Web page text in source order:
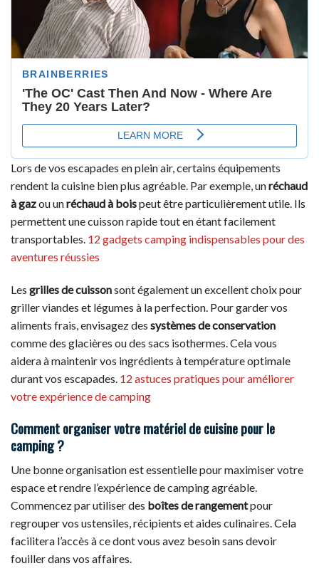
Lors de vos escapades en plein air, certains équipements
rendent la cuisine bien plus agréable. Par exemple, unréchaud
à gazou unréchaud à boispeut être particulièrement utile. Ils
permettent une cuisson rapide tout en étant facilement
transportables. 12 gadgets camping indispensables pour des
aventures réussies
Les grilles de cuissonsont également un excellent choix pour
griller viandes et légumes à la perfection. Pour garder vos
aliments frais, envisagez des systèmes de conservation
comme des glacières ou des sacs isothermes. Cela vous
aidera à maintenir vos ingrédients à température optimale
durant vos escapades. 12 astuces pratiques pour améliorer
votre expérience de camping
Comment organiser votre matériel de cuisine pour le
camping ?
Une bonne organisation est essentielle pour maximiser votre
espace et rendre l’expérience de camping agréable.
Commencez par utiliser des boîtes de rangementpour
regrouper vos ustensiles, récipients et aides culinaires. Cela
facilitera l’accès à ce dont vous avez besoin sans devoir
fouiller dans vos affaires.